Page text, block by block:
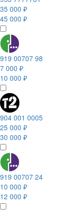
35 000 ₽
45 000 ₽
919 00707 98
7 000 ₽
10 000 ₽
904 001 0005
25 000 ₽
30 000 ₽
919 00707 24
10 000 ₽
12 000 ₽